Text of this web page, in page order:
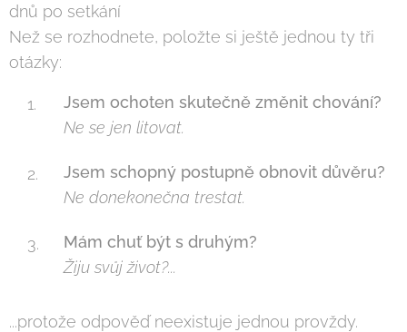
dnů po setkání
Než se rozhodnete, položte si ještě jednou ty tři
otázky:
Jsem ochoten skutečně změnit chování?
Ne se jen litovat.
Jsem schopný postupně obnovit důvěru?
Ne donekonečna trestat.
Mám chuť být s druhým?
Žiju svůj život?...
...protože odpověď neexistuje jednou provždy.